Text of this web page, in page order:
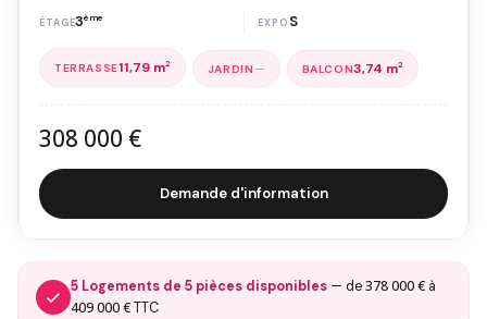
3ème S
11,79 m2 — 3,74 m2
308 000 €
Demande d'information
5 Logements de 5 pièces disponibles — de378 000 € à
409 000 €TTC